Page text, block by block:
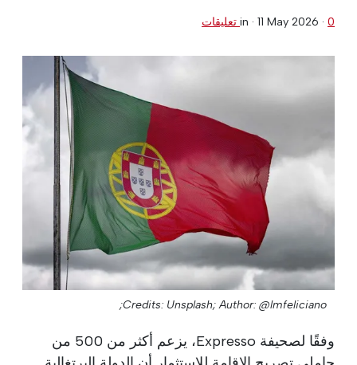
in · 11 May 2026 · 0 تعليقات
Credits: Unsplash; Author: @lmfeliciano;
وفقًا لصحيفة Expresso، يزعم أكثر من 500 من